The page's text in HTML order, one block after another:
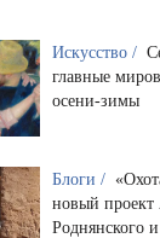
Искусство /
главные
осени-зимы
Блоги /
новый проект
Роднянского